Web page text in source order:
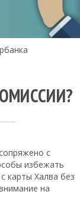
с
избежать
карты Халва без
на